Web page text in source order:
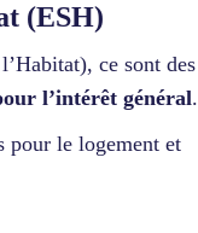
(ESH)
ce sont des
l’intérêt général.
pour le logement et